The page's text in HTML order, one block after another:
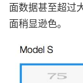
面数据甚至超过
面稍显逊色。